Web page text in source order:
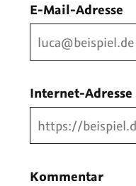
E-Mail-Adresse
Internet-
Kommentar